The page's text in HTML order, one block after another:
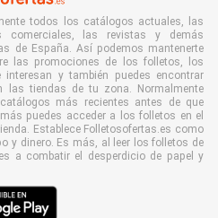
todos los catálogos actuales, las
comerciales, las revistas y demás
de España. Así podemos mantenerte
las promociones de los folletos, los
y también puedes encontrar
las tiendas de tu zona. Normalmente
más recientes antes de que
puedes acceder a los folletos en el
Establece Folletosofertas.es como
y dinero. Es más, al leer los folletos de
a combatir el desperdicio de papel y